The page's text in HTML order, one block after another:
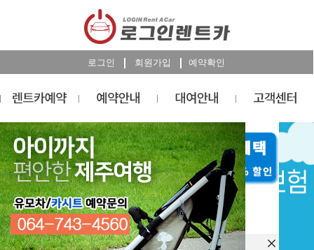
로그인 회원가입 예약확인
렌트카예약
RESERVATION
오늘 하루 이창을 열지 않습니다.